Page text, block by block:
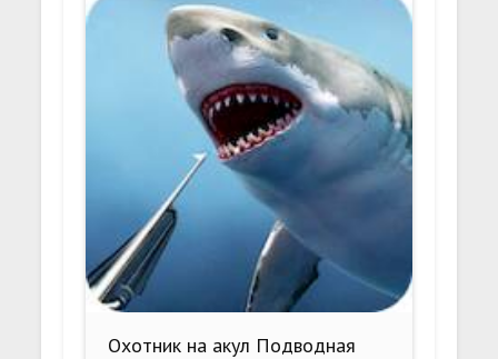
Охотник на акул Подводная